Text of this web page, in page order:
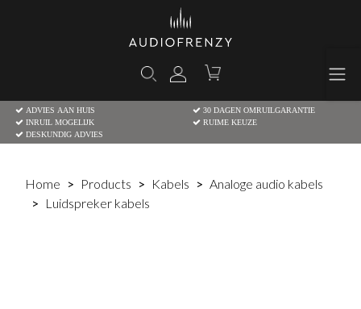
ADVIES AAN HUIS
30 DAGEN OMRUILGARANTIE
INRUIL MOGELIJK
RUIME KEUZE
DESKUNDIG ADVIES
Home Products Kabels
Analoge audio kabels
Luidspreker kabels